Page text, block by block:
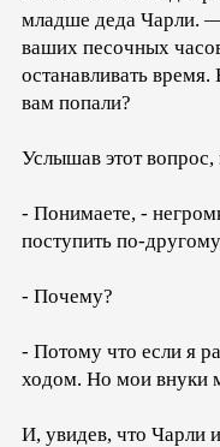
младше деда Чарли.
ваших песочных
останавливать
вам попали?
Услышав этот вопрос,
- Понимаете, -
поступить по-
- Почему?
- Потому что если я
ходом. Но мои внуки
И, увидев, что Чарли